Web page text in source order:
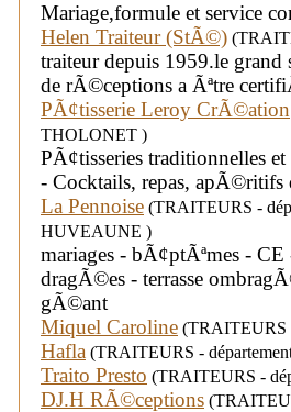
Mariage,formule et service
Helen Traiteur (StÃ©)
traiteur depuis 1959.le grand
de rÃ©ceptions a Ãªtre
PÃ¢tisserie Leroy CrÃ©ation
THOLONET )
PÃ¢tisseries traditionnelles
- Cocktails, repas, apÃ©ritifs
La Pennoise (TRAITEURS -
HUVEAUNE )
mariages - bÃ¢ptÃªmes -
dragÃ©es - terrasse
gÃ©ant
Miquel Caroline (TRAITEURS
Hafla (TRAITEURS -
Traito Presto (TRAITEURS -
DJ.H RÃ©ceptions